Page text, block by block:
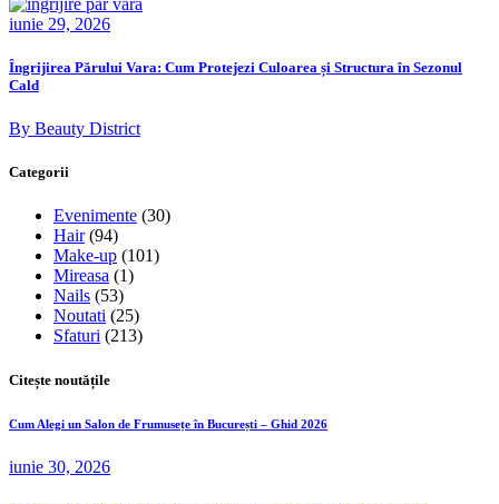
iunie 29, 2026
Îngrijirea Părului Vara: Cum Protejezi Culoarea și Structura în Sezonul
Cald
By Beauty District
Categorii
Evenimente (30)
Hair(94)
Make-up (101)
Mireasa (1)
Nails (53)
Noutati (25)
Sfaturi (213)
Citește noutățile
Cum Alegi un Salon de Frumusețe în București – Ghid 2026
iunie 30, 2026